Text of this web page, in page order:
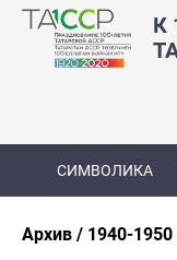
К
СИМВОЛИКА
Архив 1940-1950